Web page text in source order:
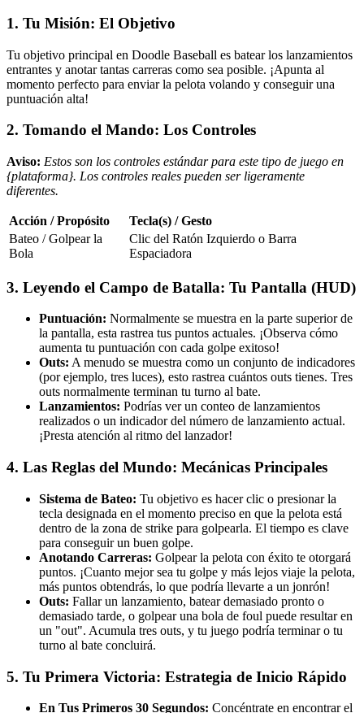
1. Tu Misión: El Objetivo
Tu objetivo principal en Doodle Baseball es batear los lanzamientos
entrantes y anotar tantas carreras como sea posible. ¡Apunta al
momento perfecto para enviar la pelota volando y conseguir una
puntuación alta!
2. Tomando el Mando: Los Controles
Aviso: Estos son los controles estándar para este tipo de juego en
{plataforma}. Los controles reales pueden ser ligeramente
diferentes.
Acción / Propósito
Tecla(s) / Gesto
Bateo / Golpear la
Bola
Clic del Ratón Izquierdo o Barra
Espaciadora
3. Leyendo el Campo de Batalla: Tu Pantalla (HUD)
Puntuación: Normalmente se muestra en la parte superior de
la pantalla, esta rastrea tus puntos actuales. ¡Observa cómo
aumenta tu puntuación con cada golpe exitoso!
Outs: A menudo se muestra como un conjunto de indicadores
(por ejemplo, tres luces), esto rastrea cuántos outs tienes. Tres
outs normalmente terminan tu turno al bate.
Lanzamientos: Podrías ver un conteo de lanzamientos
realizados o un indicador del número de lanzamiento actual.
¡Presta atención al ritmo del lanzador!
4. Las Reglas del Mundo: Mecánicas Principales
Sistema de Bateo: Tu objetivo es hacer clic o presionar la
tecla designada en el momento preciso en que la pelota está
dentro de la zona de strike para golpearla. El tiempo es clave
para conseguir un buen golpe.
Anotando Carreras: Golpear la pelota con éxito te otorgará
puntos. ¡Cuanto mejor sea tu golpe y más lejos viaje la pelota,
más puntos obtendrás, lo que podría llevarte a un jonrón!
Outs: Fallar un lanzamiento, batear demasiado pronto o
demasiado tarde, o golpear una bola de foul puede resultar en
un "out". Acumula tres outs, y tu juego podría terminar o tu
turno al bate concluirá.
5. Tu Primera Victoria: Estrategia de Inicio Rápido
En Tus Primeros 30 Segundos: Concéntrate en encontrar el